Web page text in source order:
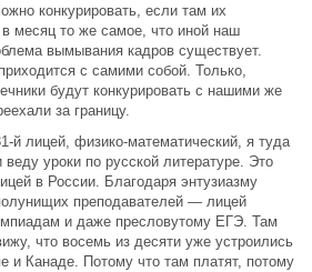
конкурировать, если там их
месяц то же самое, что иной наш
вымывания кадров существует.
с самими собой. Только,
будут конкурировать с нашими же
за границу.
й лицей, физико-математический, я туда
уроки по русской литературе. Это
в России. Благодаря энтузиазму
преподавателей — лицей
и даже пресловутому ЕГЭ. Там
что восемь из десяти уже устроились
и Канаде. Потому что там платят, потому